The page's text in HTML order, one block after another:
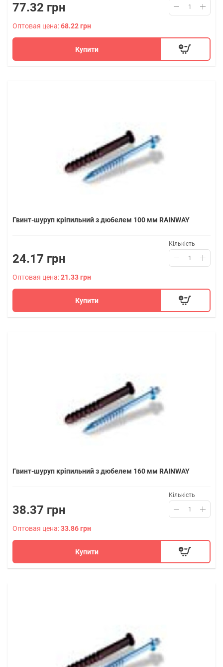
77.32 грн
Оптовая цена:68.22 грн
Купити
Гвинт-шуруп кріпильний з дюбелем 100 мм RAINWAY
24.17 грн
Кількість
Оптовая цена:21.33 грн
Купити
Гвинт-шуруп кріпильний з дюбелем 160 мм RAINWAY
38.37 грн
Кількість
Оптовая цена:33.86 грн
Купити